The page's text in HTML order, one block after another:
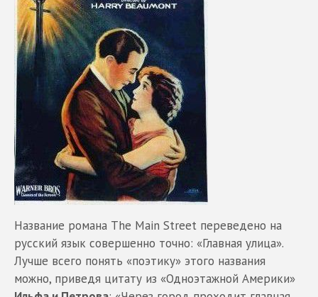
Название романа The Main Street переведено на
русский язык совершенно точно: «Главная улица».
Лучше всего понять «поэтику» этого названия
можно, приведя цитату из «Одноэтажной Америки»